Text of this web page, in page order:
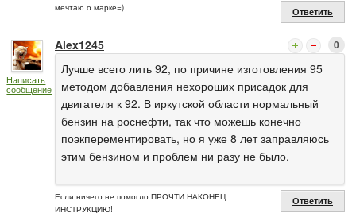
мечтаю о марке=) Ответить
Написать
сообщение
Alex1245 0
Лучше всего лить 92, по причине изготовления 95
методом добавления нехороших присадок для
двигателя к 92. В иркутской области нормальный
бензин на роснефти, так что можешь конечно
поэкперементировать, но я уже 8 лет заправляюсь
этим бензином и проблем ни разу не было.
Если ничего не помогло ПРОЧТИ НАКОНЕЦ
ИНСТРУКЦИЮ!
Ответить